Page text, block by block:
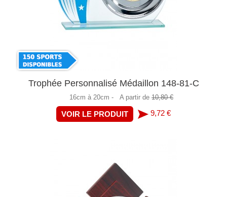
Trophée Personnalisé Médaillon 148-81-C
16cm à 20cm - A partir de 10,80 €
VOIR LE PRODUIT 9,72 €